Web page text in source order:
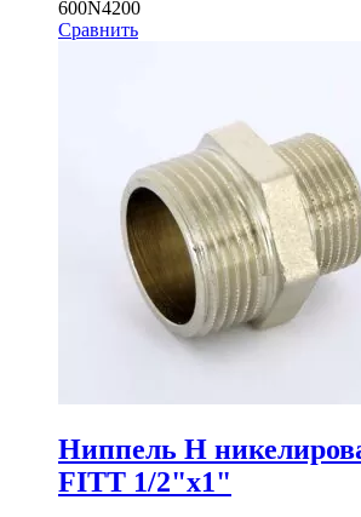
600N4200
Сравнить
Ниппель Н
FITT 1/2"x1"